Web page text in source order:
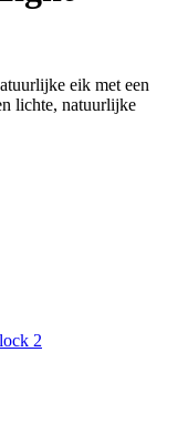
eik met een
lichte, natuurlijke
2